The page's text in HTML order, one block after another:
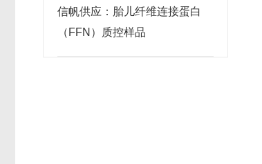
信帆供应：胎儿纤维连接蛋白
（FFN）质控样品